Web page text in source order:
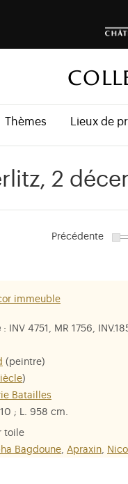
Thèmes Lieux de
2
Précédente
immeuble
: INV 4751, MR 1756,
(peintre)
)
Batailles
; L. 958 cm.
toile
Bagdoune, Apraxin,